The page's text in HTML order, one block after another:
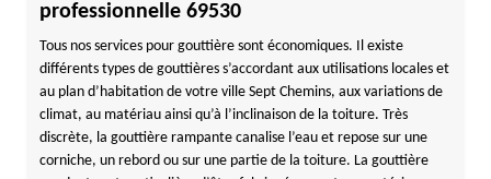
professionnelle 69530
Tous nos services pour gouttière sont économiques. Il existe
différents types de gouttières s’accordant aux utilisations locales et
au plan d’habitation de votre ville Sept Chemins, aux variations de
climat, au matériau ainsi qu’à l’inclinaison de la toiture. Très
discrète, la gouttière rampante canalise l’eau et repose sur une
corniche, un rebord ou sur une partie de la toiture. La gouttière